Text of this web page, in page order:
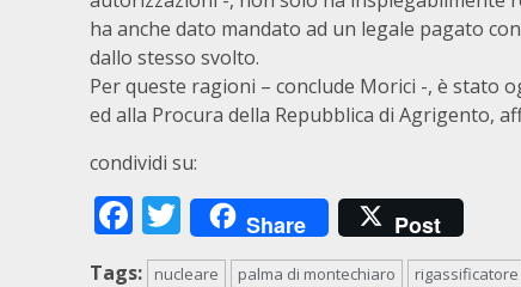
ha anche dato mandato ad un legale pagato
dallo stesso svolto.
Per queste ragioni – conclude Morici -, è stato
ed alla Procura della Repubblica di Agrigento,
condividi su:
Facebook
Twitter
Share Post
Tags: nucleare palma di montechiaro rigassificatore